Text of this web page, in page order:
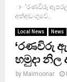
‘රණවිරු
අත්අඩංගුවේ..
Local News News
‘රණවිරු
හමුදා නිල
by Maimoonar